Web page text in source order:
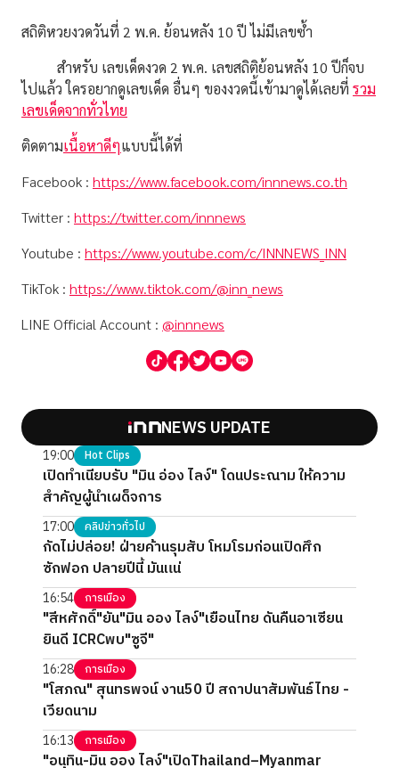
สถิติหวยงวดวันที่ 2 พ.ค. ย้อนหลัง 10 ปี ไม่มีเลขซ้ำ
สำหรับ เลขเด็ดงวด 2 พ.ค. เลขสถิติย้อนหลัง 10 ปีก็จบ
ไปแล้ว ใครอยากดูเลขเด็ด อื่นๆ ของงวดนี้เข้ามาดูได้เลยที่ รวม
เลขเด็ดจากทั่วไทย
ติดตามเนื้อหาดีๆแบบนี้ได้ที่
Facebook : https://www.facebook.com/innnews.co.th
Twitter : https://twitter.com/innnews
Youtube : https://www.youtube.com/c/INNNEWS_INN
TikTok : https://www.tiktok.com/@inn_news
LINE Official Account : @innnews
NEWS UPDATE
19:00 Hot Clips
เปิดทำเนียบรับ "มิน อ่อง ไลง์" โดนประณาม ให้ความ
สำคัญผู้นำเผด็จการ
17:00 คลิปข่าวทั่วไป
กัดไม่ปล่อย! ฝ่ายค้านรุมสับ โหมโรมก่อนเปิดศึก
ซักฟอก ปลายปีนี้ มันแน่
16:54 การเมือง
"สีหศักดิ์"ยัน"มิน ออง ไลง์"เยือนไทย ดันคืนอาเซียน
ยินดี ICRCพบ"ซูจี"
16:28 การเมือง
"โสภณ" สุนทรพจน์ งาน50 ปี สถาปนาสัมพันธ์ไทย -
เวียดนาม
16:13 การเมือง
"อนุทิน-มิน ออง ไลง์"เปิดThailand–Myanmar